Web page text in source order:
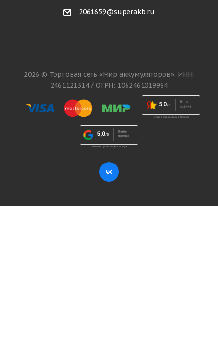
2061659@superakb.ru
2026 © Торговая сеть «Мир аккумуляторов». ИНН:
2461121314 / ОГРН: 1062461019994